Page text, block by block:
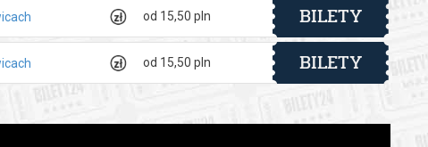
od 15,50 pln BILETY
od 15,50 pln BILETY